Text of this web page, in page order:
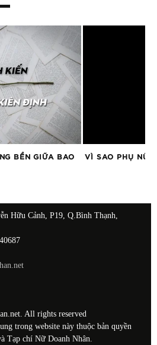
BỀN GIỮA BAO
VÌ SAO PHỤ NỮ
Hữu Cảnh, P19, Q.Bình Thạnh,
All rights reserved
trong website này thuộc bản quyền
Tạp chí Nữ Doanh Nhân.